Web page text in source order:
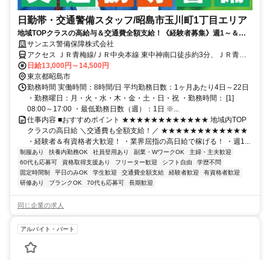
日勤帯・交通警備スタッフ/昭島市玉川町1丁目エリア
地域TOPクラスの高給与＆交通費全額支給！《経験者募集》週1～＆日
勤帯のみ◎直行直帰可
サンエス警備保障株式会社
アクセス ＪＲ青梅線/ＪＲ中央本線 東中神南口徒歩約3分、ＪＲ青梅
線/ＪＲ中央本線 中神南口徒歩約11分、ＪＲ青梅線/ＪＲ中央本線 西立
川南口徒歩約14分 直行直帰OK＊交通費全額支給＊立川支社（「立川
駅」南口より徒歩3分程度）※支社が複数ある為、自宅の最寄りなど
お近くの支社での面接OK！
日給13,000円～14,500円
東京都昭島市
勤務時間 実働時間：8時間/日 平均勤務日数：1ヶ月あたり4日～22日
・勤務曜日：月・火・水・木・金・土・日・祝 ・勤務時間： [1]
08:00～17:00 ・最低勤務日数（週）：1日 ※...
仕事内容 ■おすすめポイント ★★★★★★★★★★★★ 地域内TOP
クラスの高日給 ＼交通費も全額支給！／ ★★★★★★★★★★★★
・経験者＆有資格者大歓迎！ ・業界屈指の高日給で稼げる！ ・週1...
制服あり 扶養内勤務OK 社員登用あり 副業・WワークOK
主婦・主夫歓迎
60代も応募可
資格取得支援あり フリーター歓迎 シフト自由
学歴不問
固定時間制
平日のみOK 学生歓迎 交通費全額支給 経験者歓迎
有資格者歓迎
研修あり
ブランクOK 70代も応募可 長期歓迎
同じ企業の求人
アルバイト・パート